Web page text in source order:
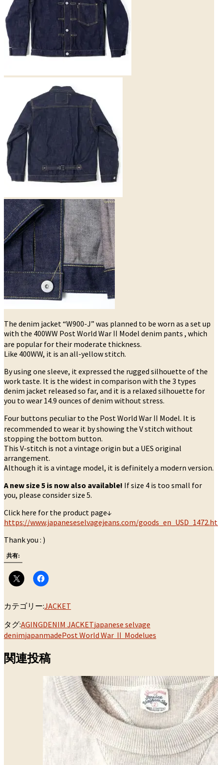
The denim jacket “W900-J” was planned to be worn as a set up
with the 400WW Post World WarⅡModel denim pants , which
are popular for their moderate thickness.
Like 400WW, it is an all-yellow stitch.
By using one sleeve, it expressed the rugged silhouette of the
work taste. It is the widest in comparison with the 3 types
denim jacket released so far, and it is a relaxed silhouette for
you to wear 14.9 ounces of denim without stress.
Four buttons peculiar to the Post World WarⅡModel. It is
recommended to wear it by showing the V stitch without
stopping the bottom button.
This V-stitch is not a vintage origin but a UES original
arrangement.
Although it is a vintage model, it is definitely a modern version.
A new size 5 is now also available! If size 4 is too small for
you, please consider size 5.
Click here for the product page↓
https://www.japaneseselvagejeans.com/
Thank you : )
共有:
カテゴリー:JACKET
タグ:AGINGDENIM JACKETjapanese selvage
denimjapanmadePost World War Ⅱ Modelues
関連投稿